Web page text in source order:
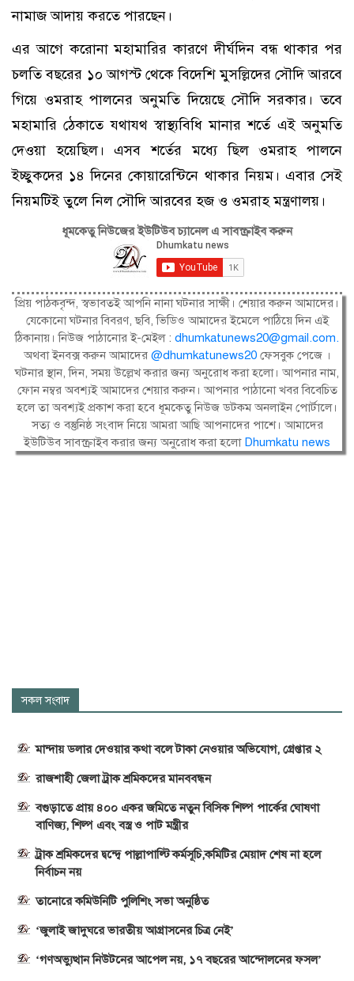
নামাজ আদায় করতে পারছেন।
এর আগে করোনা মহামারির কারণে দীর্ঘদিন বন্ধ থাকার পর
চলতি বছরের ১০ আগস্ট থেকে বিদেশি মুসল্লিদের সৌদি আরবে
গিয়ে ওমরাহ পালনের অনুমতি দিয়েছে সৌদি সরকার। তবে
মহামারি ঠেকাতে যথাযথ স্বাস্থ্যবিধি মানার শর্তে এই অনুমতি
দেওয়া হয়েছিল। এসব শর্তের মধ্যে ছিল ওমরাহ পালনে
ইচ্ছুকদের ১৪ দিনের কোয়ারেন্টিনে থাকার নিয়ম। এবার সেই
নিয়মটিই তুলে নিল সৌদি আরবের হজ ও ওমরাহ মন্ত্রণালয়।
ধূমকেতু নিউজের ইউটিউব চ্যানেল এ সাবস্ক্রাইব করুন
প্রিয় পাঠকবৃন্দ, স্বভাবতই আপনি নানা ঘটনার সাক্ষী। শেয়ার করুন আমাদের।
যেকোনো ঘটনার বিবরণ, ছবি, ভিডিও আমাদের ইমেলে পাঠিয়ে দিন এই
ঠিকানায়। নিউজ পাঠানোর ই-মেইল : dhumkatunews20@gmail.com.
অথবা ইনবক্স করুন আমাদের@dhumkatunews20 ফেসবুক পেজে ।
ঘটনার স্থান, দিন, সময় উল্লেখ করার জন্য অনুরোধ করা হলো। আপনার নাম,
ফোন নম্বর অবশ্যই আমাদের শেয়ার করুন। আপনার পাঠানো খবর বিবেচিত
হলে তা অবশ্যই প্রকাশ করা হবে ধূমকেতু নিউজ ডটকম অনলাইন পোর্টালে।
সত্য ও বস্তুনিষ্ঠ সংবাদ নিয়ে আমরা আছি আপনাদের পাশে। আমাদের
ইউটিউব সাবস্ক্রাইব করার জন্য অনুরোধ করা হলো Dhumkatu news
সকল সংবাদ
মান্দায় ডলার দেওয়ার কথা বলে টাকা নেওয়ার অভিযোগ, গ্রেপ্তার ২
রাজশাহী জেলা ট্রাক শ্রমিকদের মানববন্ধন
বগুড়াতে প্রায় ৪০০ একর জমিতে নতুন বিসিক শিল্প পার্কের ঘোষণা
বাণিজ্য, শিল্প এবং বস্ত্র ও পাট মন্ত্রীর
ট্রাক শ্রমিকদের দ্বন্দ্বে পাল্লাপাল্টি কর্মসূচি,কমিটির মেয়াদ শেষ না হলে
নির্বাচন নয়
তানোরে কমিউনিটি পুলিশিং সভা অনুষ্ঠিত
‘জুলাই জাদুঘরে ভারতীয় আগ্রাসনের চিত্র নেই’
‘গণঅভ্যুত্থান নিউটনের আপেল নয়, ১৭ বছরের আন্দোলনের ফসল’